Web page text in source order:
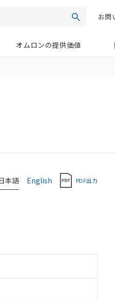
検索お問
オムロンの提供価値
本語 English PDF出力